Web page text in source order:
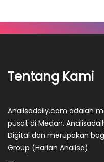
Tentang Kami
Analisadaily.com adalah
pusat di Medan.
Digital dan merupakan
Group (Harian Analisa)